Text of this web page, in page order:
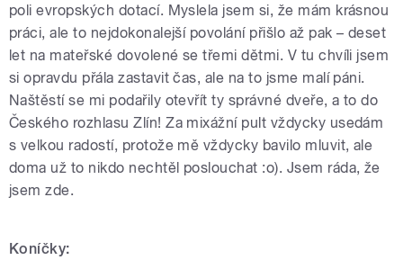
poli evropských dotací. Myslela jsem si, že mám krásnou
práci, ale to nejdokonalejší povolání přišlo až pak – deset
let na mateřské dovolené se třemi dětmi. V tu chvíli jsem
si opravdu přála zastavit čas, ale na to jsme malí páni.
Naštěstí se mi podařily otevřít ty správné dveře, a to do
Českého rozhlasu Zlín! Za mixážní pult vždycky usedám
s velkou radostí, protože mě vždycky bavilo mluvit, ale
doma už to nikdo nechtěl poslouchat :o). Jsem ráda, že
jsem zde.
Koníčky: